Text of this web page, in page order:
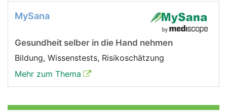
MySana
Gesundheit selber in die Hand nehmen
Bildung, Wissenstests, Risikoschätzung
Mehr zum Thema